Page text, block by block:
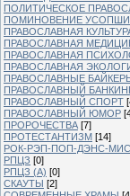
ПОЛИТИЧЕСКОЕ
ПОМИНОВЕНИЕ
ПРАВОСЛАВНАЯ
ПРАВОСЛАВНАЯ
ПРАВОСЛАВНАЯ
ПРАВОСЛАВНАЯ
ПРАВОСЛАВНЫЕ
ПРАВОСЛАВНЫЙ
ПРАВОСЛАВНЫЙ СПОРТ
ПРАВОСЛАВНЫЙ ЮМОР
ПРОРОЧЕСТВА [7]
ПРОТЕСТАНТИЗМ [14]
РОК-РЭП-ПОП-ДЭНС-
РПЦЗ [0]
РПЦЗ (А) [0]
СКАУТЫ [2]